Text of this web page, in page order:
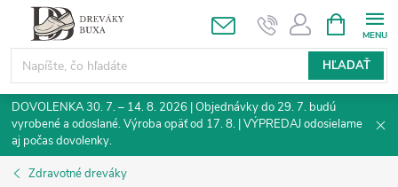
Prejsť
obsah
HĽADAŤ
KOŠÍK
DOVOLENKA 30. 7. – 14. 8. 2026 | Objednávky do 29. 7. budú
vyrobené a odoslané. Výroba opäť od 17. 8. | VÝPREDAJ odosielame
aj počas dovolenky.
Zdravotné dreváky